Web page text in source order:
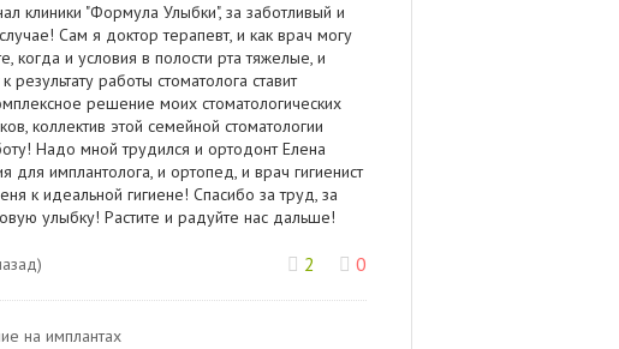
клиники "Формула Улыбки", за заботливый и
Сам я доктор терапевт, и как врач могу
когда и условия в полости рта тяжелые, и
работы стоматолога ставит
решение моих стоматологических
коллектив этой семейной стоматологии
Надо мной трудился и ортодонт Елена
для имплантолога, и ортопед, и врач гигиенист
к идеальной гигиене! Спасибо за труд, за
улыбку! Растите и радуйте нас дальше!
2 0
на имплантах